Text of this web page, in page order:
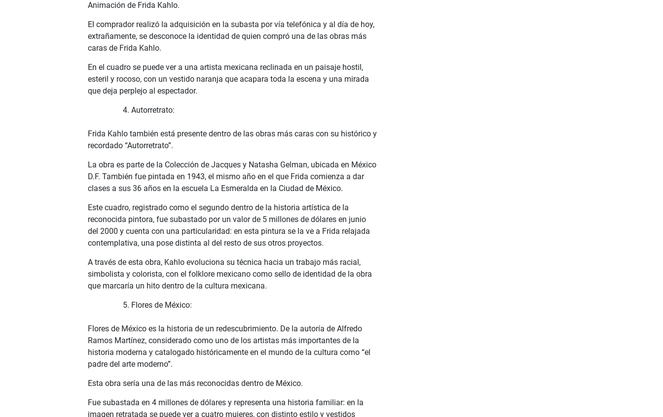
Animación de Frida Kahlo.
El comprador realizó la adquisición en la subasta por vía telefónica y al día de hoy,
extrañamente, se desconoce la identidad de quien compró una de las obras más
caras de Frida Kahlo.
En el cuadro se puede ver a una artista mexicana reclinada en un paisaje hostil,
esteril y rocoso, con un vestido naranja que acapara toda la escena y una mirada
que deja perplejo al espectador.
Autorretrato:
Frida Kahlo también está presente dentro de las obras más caras con su histórico y
recordado “Autorretrato”.
La obra es parte de la Colección de Jacques y Natasha Gelman, ubicada en México
D.F. También fue pintada en 1943, el mismo año en el que Frida comienza a dar
clases a sus 36 años en la escuela La Esmeralda en la Ciudad de México.
Este cuadro, registrado como el segundo dentro de la historia artística de la
reconocida pintora, fue subastado por un valor de 5 millones de dólares en junio
del 2000 y cuenta con una particularidad: en esta pintura se la ve a Frida relajada
contemplativa, una pose distinta al del resto de sus otros proyectos.
A través de esta obra, Kahlo evoluciona su técnica hacia un trabajo más racial,
simbolista y colorista, con el folklore mexicano como sello de identidad de la obra
que marcaría un hito dentro de la cultura mexicana.
Flores de México:
Flores de México es la historia de un redescubrimiento. De la autoría de Alfredo
Ramos Martínez, considerado como uno de los artistas más importantes de la
historia moderna y catalogado históricamente en el mundo de la cultura como “el
padre del arte moderno”.
Esta obra sería una de las más reconocidas dentro de México.
Fue subastada en 4 millones de dólares y representa una historia familiar: en la
imagen retratada se puede ver a cuatro mujeres, con distinto estilo y vestidos